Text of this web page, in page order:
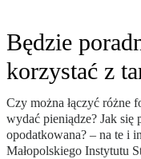
Będzie
korzystać z
Czy można łączyć różne
wydać pieniądze? Jak się
opodatkowana? – na te i
Małopolskiego Instytutu